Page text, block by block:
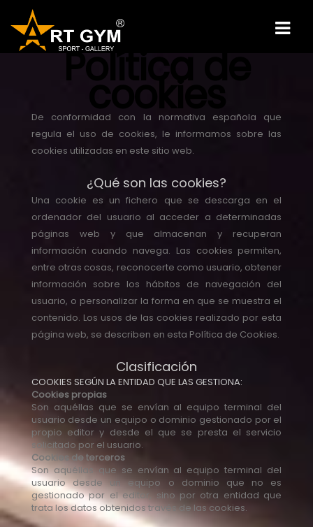
Política de
De conformidad con la normativa española que
regula el uso de cookies, le informamos sobre las
cookies utilizadas en este sitio web.
¿Qué son las cookies?
Una cookie es un fichero que se descarga en el
ordenador del usuario al acceder a determinadas
páginas web y que almacenan y recuperan
información cuando navega. Las cookies permiten,
entre otras cosas, reconocerte como usuario, obtener
información sobre los hábitos de navegación del
usuario, o personalizar la forma en que se muestra el
contenido. Los usos de las cookies realizado por esta
página web, se describen en esta Política de Cookies.
Clasificación
COOKIES SEGÚN LA ENTIDAD QUE LAS GESTIONA:
Cookies propias
Son aquéllas que se envían al equipo terminal del
usuario desde un equipo o dominio gestionado por el
propio editor y desde el que se presta el servicio
solicitado por el usuario.
Cookies de terceros
Son aquéllas que se envían al equipo terminal del
usuario desde un equipo o dominio que no es
gestionado por el editor, sino por otra entidad que
trata los datos obtenidos través de las cookies.